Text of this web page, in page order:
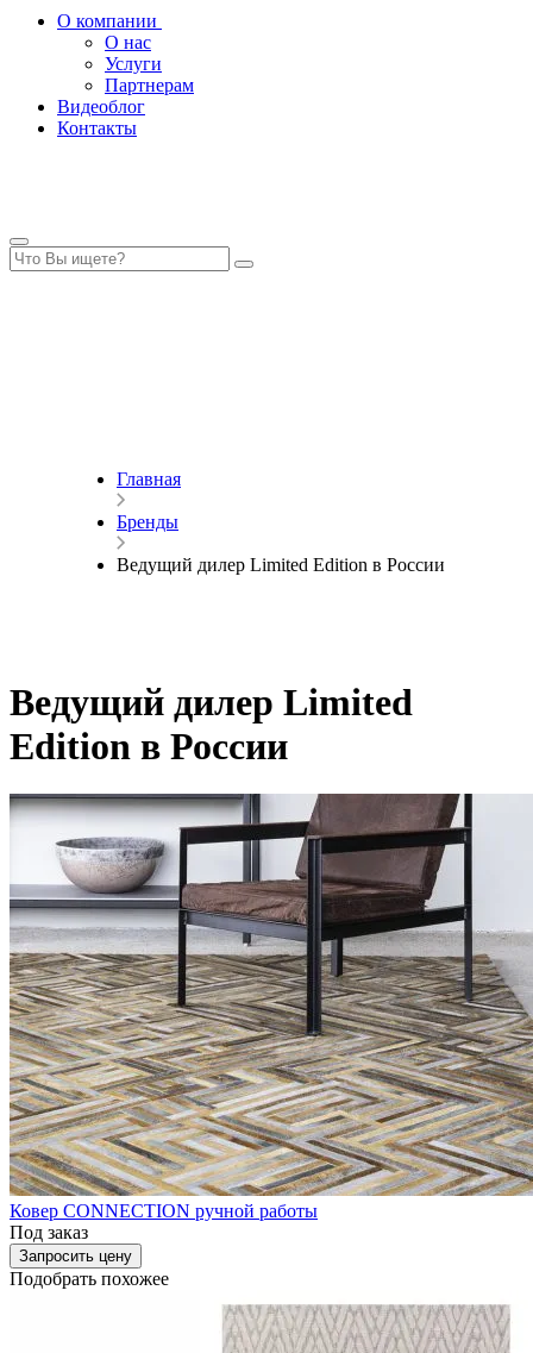
О компании
О нас
Услуги
Партнерам
Видеоблог
Контакты
Главная
Бренды
Ведущий дилер Limited Edition в России
Ведущий дилер Limited
Edition в России
Ковер CONNECTION ручной работы
Под заказ
Запросить цену
Подобрать похожее